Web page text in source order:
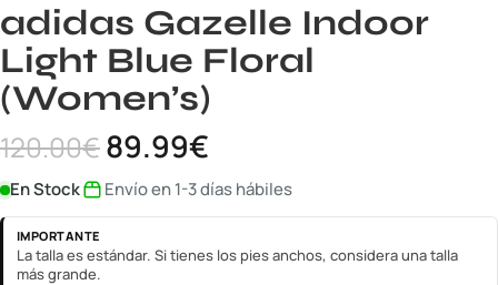
adidas Gazelle Indoor
Light Blue Floral
(Women’s)
120.00€89.99€
En Stock Envío en 1-3 días hábiles
IMPORTANTE
La talla es estándar. Si tienes los pies anchos, considera una talla
más grande.